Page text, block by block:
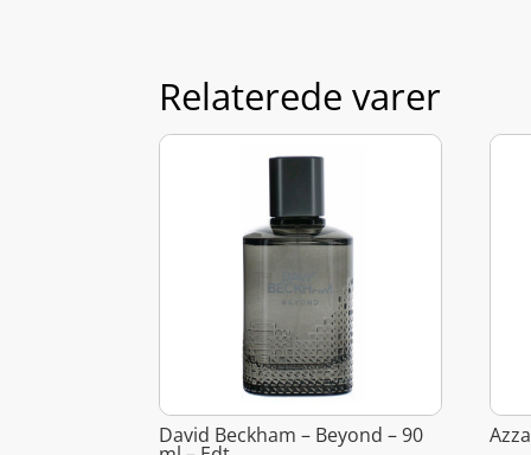
Relaterede varer
David Beckham – Beyond – 90